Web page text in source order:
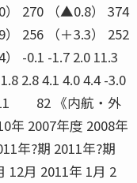
270 （▲0.8） 374
） 256 （＋3.3） 252
） -0.1 -1.7 2.0 11.3
2.8 4.1 4.0 4.4 -3.0
82 《内航・外
年 2007年度 2008年
年?期 2011年?期
12月 2011年 1月 2